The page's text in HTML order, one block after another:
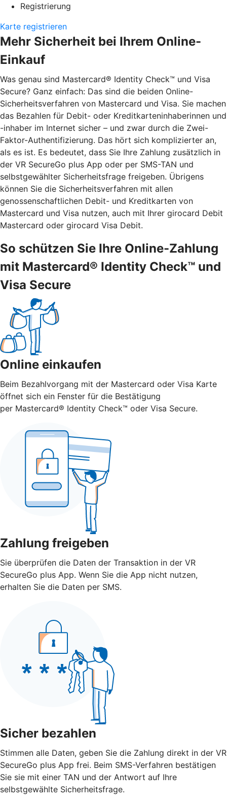
Registrierung
Karte registrieren
Mehr Sicherheit bei Ihrem Online-
Einkauf
Was genau sind Mastercard® Identity Check™ und Visa
Secure? Ganz einfach: Das sind die beiden Online-
Sicherheitsverfahren von Mastercard und Visa. Sie machen
das Bezahlen für Debit- oder Kreditkarteninhaberinnen und
-inhaber im Internet sicher – und zwar durch die Zwei-
Faktor-Authentifizierung. Das hört sich komplizierter an,
als es ist. Es bedeutet, dass Sie Ihre Zahlung zusätzlich in
der VR SecureGo plus App oder per SMS-TAN und
selbstgewählter Sicherheitsfrage freigeben. Übrigens
können Sie die Sicherheitsverfahren mit allen
genossenschaftlichen Debit- und Kreditkarten von
Mastercard und Visa nutzen, auch mit Ihrer girocard Debit
Mastercard oder girocard Visa Debit.
So schützen Sie Ihre Online-Zahlung
mit Mastercard® Identity Check™ und
Visa Secure
Online einkaufen
Beim Bezahlvorgang mit der Mastercard oder Visa Karte
öffnet sich ein Fenster für die Bestätigung
per Mastercard® Identity Check™ oder Visa Secure.
Zahlung freigeben
Sie überprüfen die Daten der Transaktion in der VR
SecureGo plus App. Wenn Sie die App nicht nutzen,
erhalten Sie die Daten per SMS.
Sicher bezahlen
Stimmen alle Daten, geben Sie die Zahlung direkt in der VR
SecureGo plus App frei. Beim SMS-Verfahren bestätigen
Sie sie mit einer TAN und der Antwort auf Ihre
selbstgewählte Sicherheitsfrage.